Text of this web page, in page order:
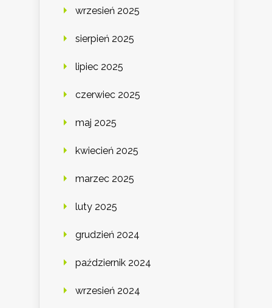
wrzesień 2025
sierpień 2025
lipiec 2025
czerwiec 2025
maj 2025
kwiecień 2025
marzec 2025
luty 2025
grudzień 2024
październik 2024
wrzesień 2024